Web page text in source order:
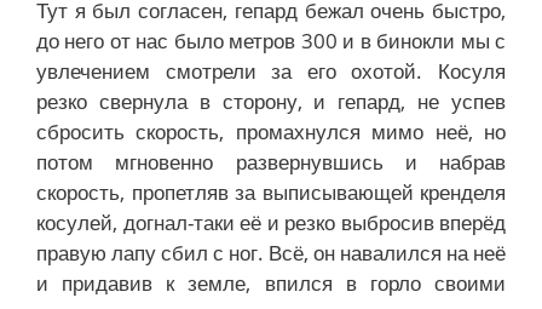
Тут я был согласен, гепард бежал очень быстро,
до него от нас было метров 300 и в бинокли мы с
увлечением смотрели за его охотой. Косуля
резко свернула в сторону, и гепард, не успев
сбросить скорость, промахнулся мимо неё, но
потом мгновенно развернувшись и набрав
скорость, пропетляв за выписывающей кренделя
косулей, догнал-таки её и резко выбросив вперёд
правую лапу сбил с ног. Всё, он навалился на неё
и придавив к земле, впился в горло своими